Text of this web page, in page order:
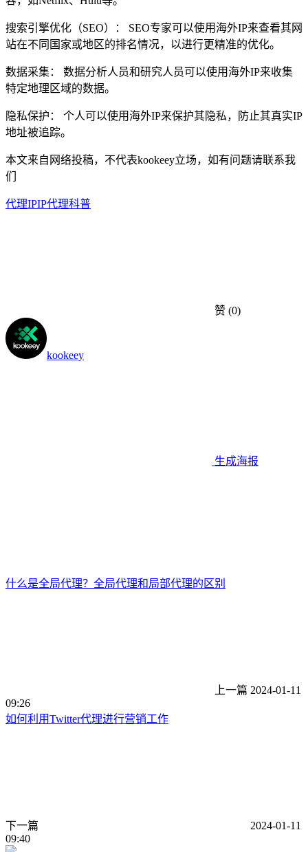
搜索引擎优化（SEO）： SEO专家可以使用海外IP来查看其网
站在不同国家或地区的排名情况，以进行更精准的优化。
数据采集： 数据分析人员和研究人员可以使用海外IP来收集
特定地理区域的数据。
隐私保护： 个人可以使用海外IP来保护其隐私，防止其真实IP
地址被追踪。
本文来自网络投稿，不代表kookeey立场，如有问题请联系我
们
代理IPIP代理科普
赞 (0)
kookeey
生成海报
什么是全局代理？全局代理和局部代理的区别
上一篇 2024-01-11
09:26
如何利用Twitter代理进行营销工作
下一篇
2024-01-11
09:40